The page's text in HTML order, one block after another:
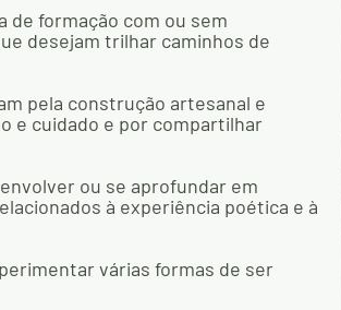
de formação com ou sem
desejam trilhar caminhos de
pela construção artesanal e
e cuidado e por compartilhar
ou se aprofundar em
à experiência poética e à
várias formas de ser